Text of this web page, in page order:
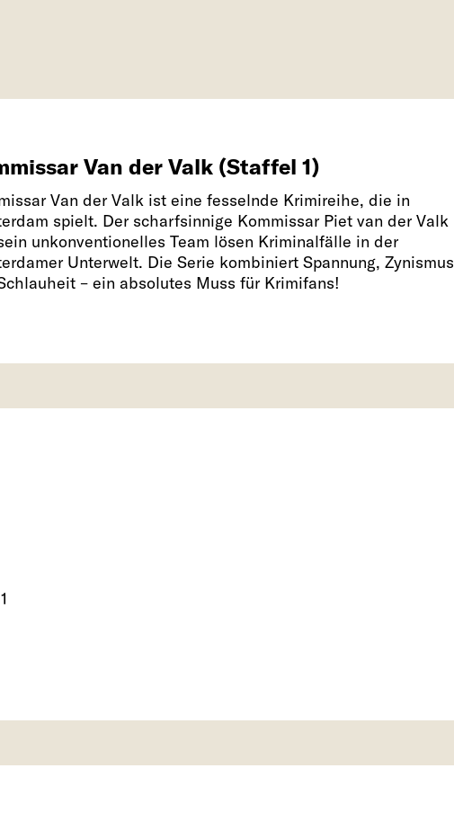
Van der Valk (Staffel 1)
Van der Valk ist eine fesselnde Krimireihe, die in
spielt. Der scharfsinnige Kommissar Piet van der Valk
unkonventionelles Team lösen Kriminalfälle in der
Unterwelt. Die Serie kombiniert Spannung, Zynismus
– ein absolutes Muss für Krimifans!